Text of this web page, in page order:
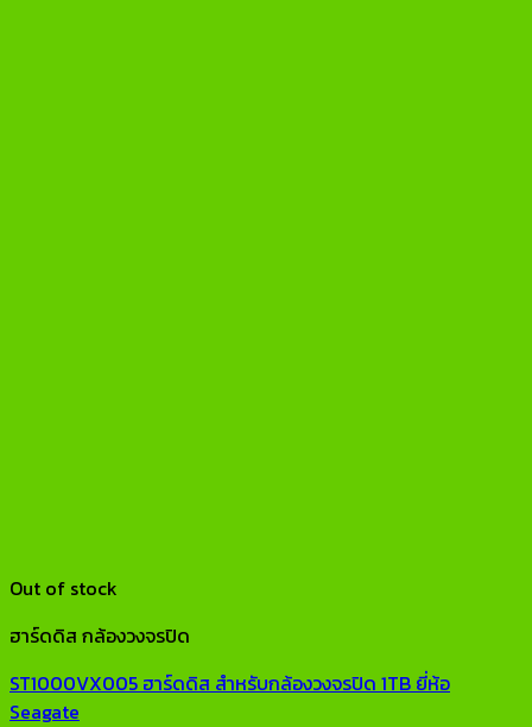
Out of stock
ฮาร์ดดิส กล้องวงจรปิด
ST1000VX005 ฮาร์ดดิส สำหรับกล้องวงจรปิด 1TB ยี่ห้อ
Seagate